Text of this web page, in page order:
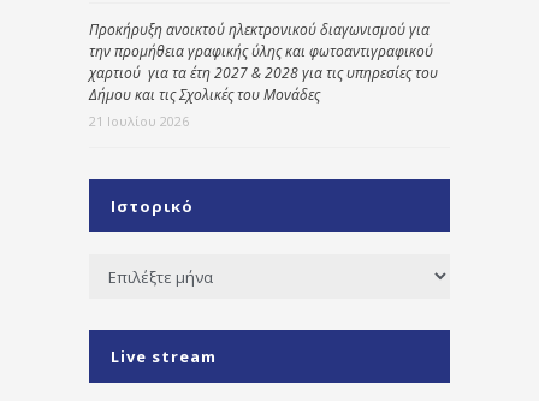
Προκήρυξη ανοικτού ηλεκτρονικού διαγωνισμού για
την προμήθεια γραφικής ύλης και φωτοαντιγραφικού
χαρτιού για τα έτη 2027 & 2028 για τις υπηρεσίες του
Δήμου και τις Σχολικές του Μονάδες
21 Ιουλίου 2026
Ιστορικό
Ιστορικό
Live stream